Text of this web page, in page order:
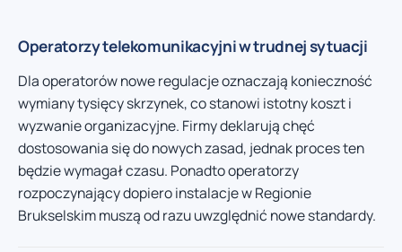
Operatorzy telekomunikacyjni w trudnej sytuacji
Dla operatorów nowe regulacje oznaczają konieczność
wymiany tysięcy skrzynek, co stanowi istotny koszt i
wyzwanie organizacyjne. Firmy deklarują chęć
dostosowania się do nowych zasad, jednak proces ten
będzie wymagał czasu. Ponadto operatorzy
rozpoczynający dopiero instalacje w Regionie
Brukselskim muszą od razu uwzględnić nowe standardy.